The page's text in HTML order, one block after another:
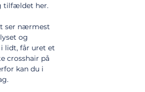
tilfældet her.
ser nærmest
og
lidt, får uret et
crosshair på
kan du i